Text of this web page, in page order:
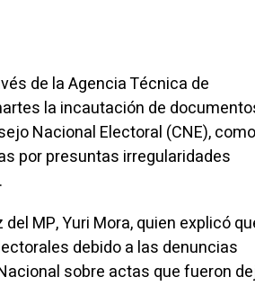
de la Agencia Técnica de
la incautación de
Nacional Electoral (CNE),
por presuntas irregularidades
MP, Yuri Mora, quien explicó
debido a las denuncias
sobre actas que fueron